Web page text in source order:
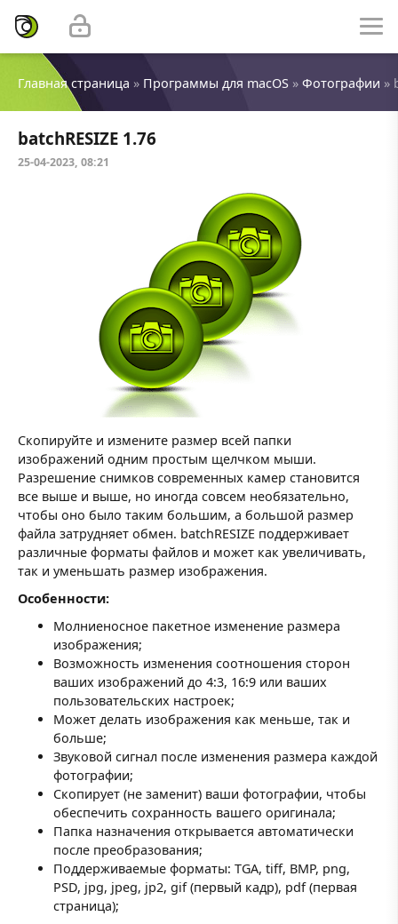
Главная страница » Программы для macOS » Фотографии »
batchRESIZE 1.76
25-04-2023, 08:21
Скопируйте и измените размер всей папки
изображений одним простым щелчком мыши.
Разрешение снимков современных камер становится
все выше и выше, но иногда совсем необязательно,
чтобы оно было таким большим, а большой размер
файла затрудняет обмен. batchRESIZE поддерживает
различные форматы файлов и может как увеличивать,
так и уменьшать размер изображения.
Особенности:
Молниеносное пакетное изменение размера
изображения;
Возможность изменения соотношения сторон
ваших изображений до 4:3, 16:9 или ваших
пользовательских настроек;
Может делать изображения как меньше, так и
больше;
Звуковой сигнал после изменения размера каждой
фотографии;
Скопирует (не заменит) ваши фотографии, чтобы
обеспечить сохранность вашего оригинала;
Папка назначения открывается автоматически
после преобразования;
Поддерживаемые форматы: TGA, tiff, BMP, png,
PSD, jpg, jpeg, jp2, gif (первый кадр), pdf (первая
страница);